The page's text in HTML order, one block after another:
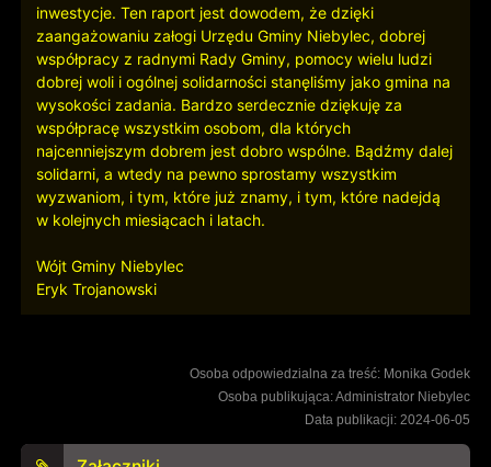
inwestycje. Ten raport jest dowodem, że dzięki
zaangażowaniu załogi Urzędu Gminy Niebylec, dobrej
współpracy z radnymi Rady Gminy, pomocy wielu ludzi
dobrej woli i ogólnej solidarności stanęliśmy jako gmina na
wysokości zadania. Bardzo serdecznie dziękuję za
współpracę wszystkim osobom, dla których
najcenniejszym dobrem jest dobro wspólne. Bądźmy dalej
solidarni, a wtedy na pewno sprostamy wszystkim
wyzwaniom, i tym, które już znamy, i tym, które nadejdą
w kolejnych miesiącach i latach.
Wójt Gminy Niebylec
Eryk Trojanowski
Osoba odpowiedzialna za treść: Monika Godek
Osoba publikująca: Administrator Niebylec
Data publikacji: 2024-06-05